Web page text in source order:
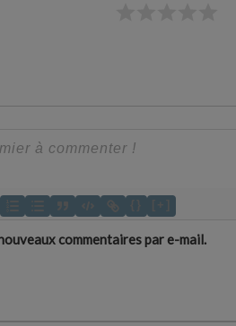
{} [+]
commentaires par e-mail.